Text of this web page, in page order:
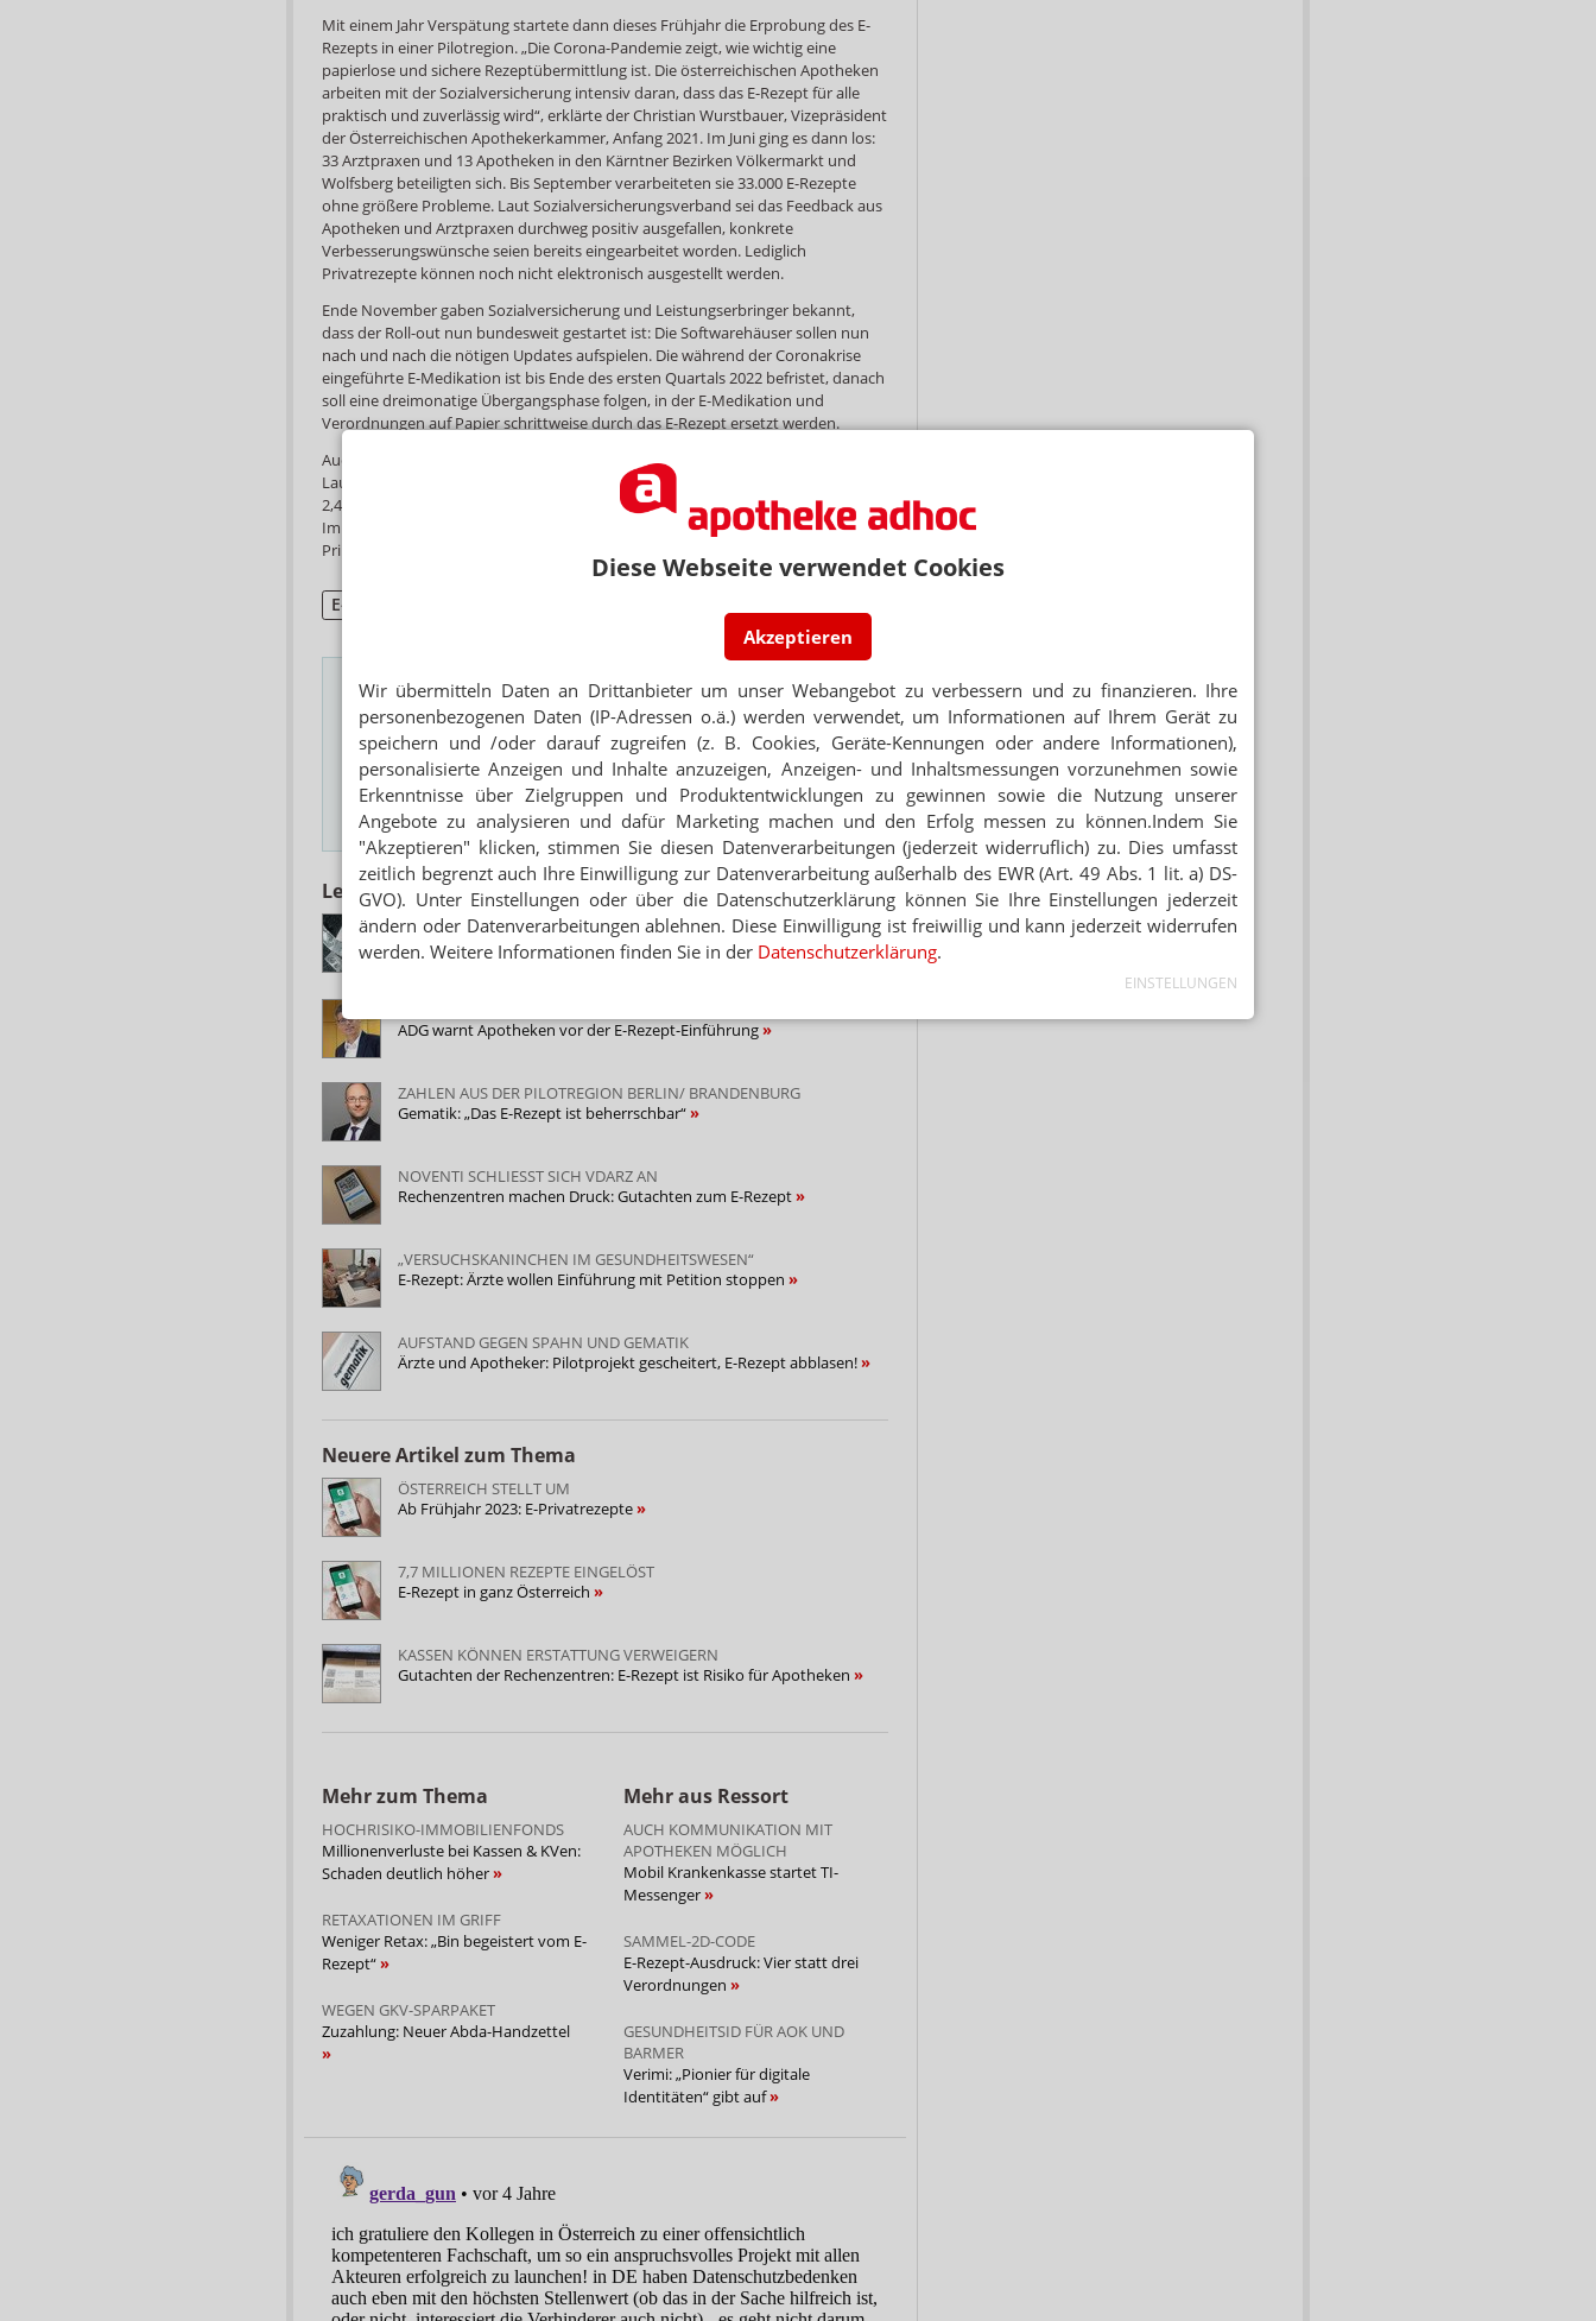
Diese Webseite verwendet Cookies
Akzeptieren
Wir übermitteln Daten an Drittanbieter um unser Webangebot zu verbessern und zu finanzieren. Ihre
personenbezogenen Daten (IP-Adressen o.ä.) werden verwendet, um Informationen auf Ihrem Gerät zu
speichern und /oder darauf zugreifen (z. B. Cookies, Geräte-Kennungen oder andere Informationen),
personalisierte Anzeigen und Inhalte anzuzeigen, Anzeigen- und Inhaltsmessungen vorzunehmen sowie
Erkenntnisse über Zielgruppen und Produktentwicklungen zu gewinnen sowie die Nutzung unserer
Angebote zu analysieren und dafür Marketing machen und den Erfolg messen zu können.Indem Sie
"Akzeptieren" klicken, stimmen Sie diesen Datenverarbeitungen (jederzeit widerruflich) zu. Dies umfasst
zeitlich begrenzt auch Ihre Einwilligung zur Datenverarbeitung außerhalb des EWR (Art. 49 Abs. 1 lit. a) DS-
GVO). Unter Einstellungen oder über die Datenschutzerklärung können Sie Ihre Einstellungen jederzeit
ändern oder Datenverarbeitungen ablehnen. Diese Einwilligung ist freiwillig und kann jederzeit widerrufen
werden. Weitere Informationen finden Sie in der Datenschutzerklärung.
EINSTELLUNGEN
Mit einem Jahr Verspätung startete dann dieses Frühjahr die Erprobung des E-
Rezepts in einer Pilotregion. „Die Corona-Pandemie zeigt, wie wichtig eine
papierlose und sichere Rezeptübermittlung ist. Die österreichischen Apotheken
arbeiten mit der Sozialversicherung intensiv daran, dass das E-Rezept für alle
praktisch und zuverlässig wird“, erklärte der Christian Wurstbauer, Vizepräsident
der Österreichischen Apothekerkammer, Anfang 2021. Im Juni ging es dann los:
33 Arztpraxen und 13 Apotheken in den Kärntner Bezirken Völkermarkt und
Wolfsberg beteiligten sich. Bis September verarbeiteten sie 33.000 E-Rezepte
ohne größere Probleme. Laut Sozialversicherungsverband sei das Feedback aus
Apotheken und Arztpraxen durchweg positiv ausgefallen, konkrete
Verbesserungswünsche seien bereits eingearbeitet worden. Lediglich
Privatrezepte können noch nicht elektronisch ausgestellt werden.
Ende November gaben Sozialversicherung und Leistungserbringer bekannt,
dass der Roll-out nun bundesweit gestartet ist: Die Softwarehäuser sollen nun
nach und nach die nötigen Updates aufspielen. Die während der Coronakrise
eingeführte E-Medikation ist bis Ende des ersten Quartals 2022 befristet, danach
soll eine dreimonatige Übergangsphase folgen, in der E-Medikation und
Verordnungen auf Papier schrittweise durch das E-Rezept ersetzt werden.
Auch bei den Entwicklungskosten bewegt sich Österreich in anderen Sphären:
Laut Sozialversicherungsverband kostete die Entwicklung der Infrastruktur rund
2,4 Millionen Euro. Hinzu kämen rund 4 Millionen Euro für die
Implementierungskosten in Praxen und Apotheken sowie Subventionen für die
Primärsystemhersteller.
E-Rezept
NEWSLETTER
Das Wichtigste des Tages direkt in Ihr Postfach. Kostenlos!
E-MAIL ADRESSE
Jetzt
abonnieren
Hinweis zum Newsletter & Datenschutz
Lesen Sie auch
BLUTVERDÜNNER UND INSULIN BETROFFEN
E-Akte: Apothekensoftware sorgt für tausendfache Dosierungsfehler
ADG warnt Apotheken vor der E-Rezept-Einführung
ZAHLEN AUS DER PILOTREGION BERLIN/ BRANDENBURG
Gematik: „Das E-Rezept ist beherrschbar“
NOVENTI SCHLIESST SICH VDARZ AN
Rechenzentren machen Druck: Gutachten zum E-Rezept
„VERSUCHSKANINCHEN IM GESUNDHEITSWESEN“
E-Rezept: Ärzte wollen Einführung mit Petition stoppen
AUFSTAND GEGEN SPAHN UND GEMATIK
Ärzte und Apotheker: Pilotprojekt gescheitert, E-Rezept abblasen!
Neuere Artikel zum Thema
ÖSTERREICH STELLT UM
Ab Frühjahr 2023: E-Privatrezepte
7,7 MILLIONEN REZEPTE EINGELÖST
E-Rezept in ganz Österreich
KASSEN KÖNNEN ERSTATTUNG VERWEIGERN
Gutachten der Rechenzentren: E-Rezept ist Risiko für Apotheken
Mehr zum Thema
HOCHRISIKO-IMMOBILIENFONDS
Millionenverluste bei Kassen & KVen:
Schaden deutlich höher
RETAXATIONEN IM GRIFF
Weniger Retax: „Bin begeistert vom E-
Rezept“
WEGEN GKV-SPARPAKET
Zuzahlung: Neuer Abda-Handzettel
Mehr aus Ressort
AUCH KOMMUNIKATION MIT
APOTHEKEN MÖGLICH
Mobil Krankenkasse startet TI-
Messenger
SAMMEL-2D-CODE
E-Rezept-Ausdruck: Vier statt drei
Verordnungen
GESUNDHEITSID FÜR AOK UND
BARMER
Verimi: „Pionier für digitale
Identitäten“ gibt auf